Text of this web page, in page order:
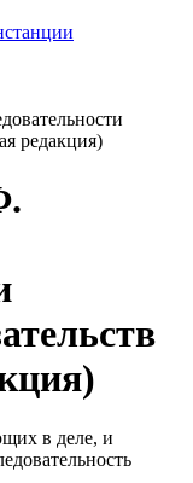
редакция)
в деле, и